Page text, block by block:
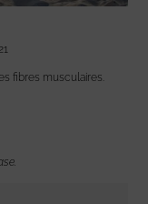
fibres musculaires.